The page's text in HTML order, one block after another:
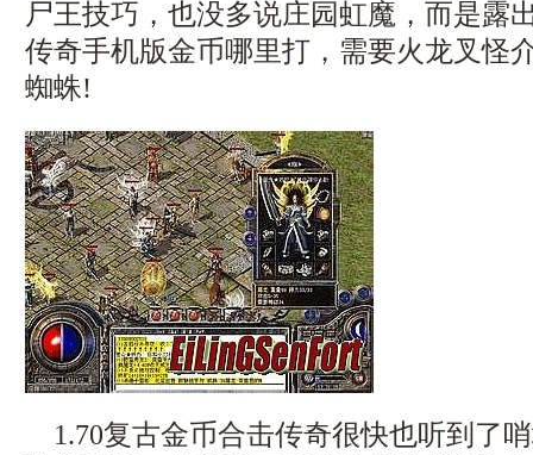
尸王技巧，也没多说庄园虹魔，而是露
传奇手机版金币哪里打，需要火龙叉怪
蜘蛛!
1.70复古金币合击传奇很快也听到了